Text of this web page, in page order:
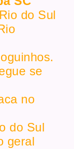
do Sul
se
no
do Sul
geral